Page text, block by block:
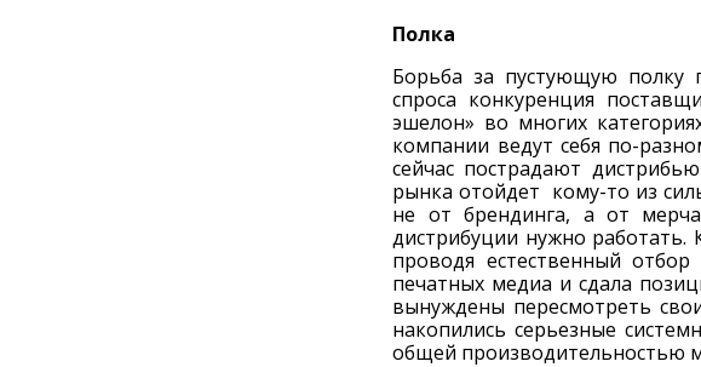
Полка
Борьба за пустующую полку
спроса конкуренция
эшелон» во многих
компании ведут себя по-
сейчас пострадают
рынка отойдет кому-то из
не от брендинга, а от
дистрибуции нужно
проводя естественный
печатных медиа и сдала
вынуждены пересмотреть
накопились серьезные
общей производительностью